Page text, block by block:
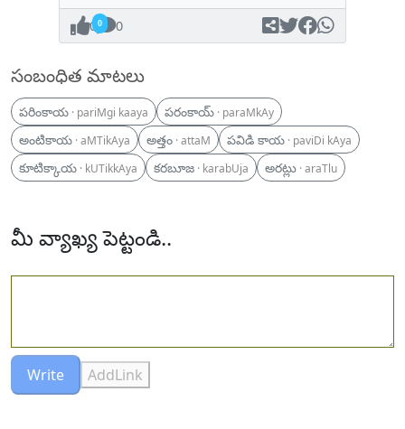
0 0
సంబంధిత మాటలు
పరింకాయ · pariMgi kaaya పరంకాయ్ · paraMkAy
అంటికాయ · aMTikAya అత్తం · attaM పవిడి కాయ · paviDi kAya
కూటిక్కాయ · kUTikkAya కరబూజ · karabUja అరట్లు · araTlu
మీ వ్యాఖ్య పెట్టండి..
Write AddLink